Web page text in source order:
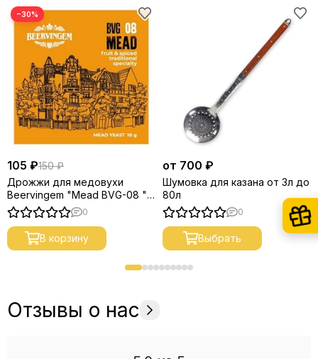
−30%
105 ₽150 ₽
Дрожжи для медовухи
Beervingem "Mead BVG-08 ",
10 г
0
В корзину
от 700 ₽
Шумовка для казана от 3л до
80л
0
Выбрать
Отзывы о нас